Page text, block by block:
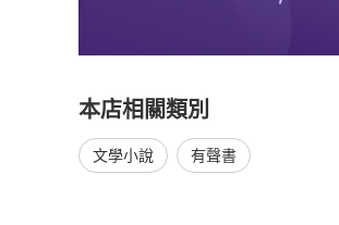
本店相關類別
文學小說 有聲書